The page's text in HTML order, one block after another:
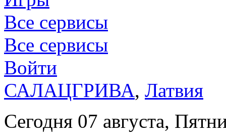
Все сервисы
Все сервисы
Войти
САЛАЦГРИВА, Латвия
Сегодня 07 августа,